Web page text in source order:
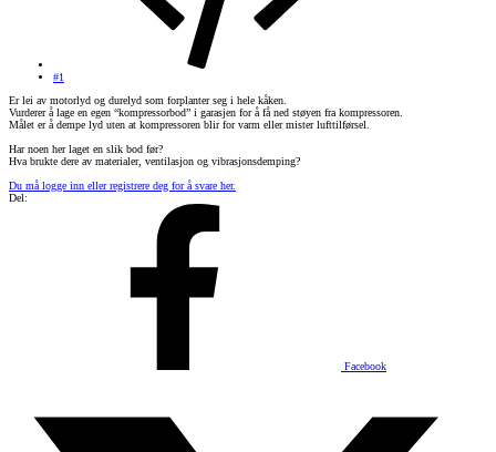
#1
Er lei av motorlyd og durelyd som forplanter seg i hele kåken.
Vurderer å lage en egen “kompressorbod” i garasjen for å få ned støyen fra kompressoren.
Målet er å dempe lyd uten at kompressoren blir for varm eller mister lufttilførsel.
Har noen her laget en slik bod før?
Hva brukte dere av materialer, ventilasjon og vibrasjonsdemping?
Du må logge inn eller registrere deg for å svare her.
Del:
Facebook